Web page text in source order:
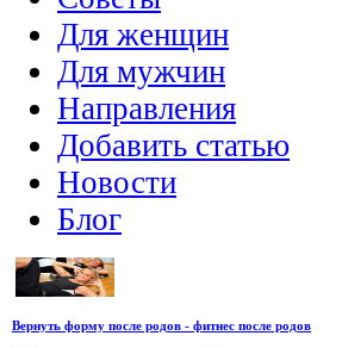
Для женщин
Для мужчин
Направления
Добавить статью
Новости
Блог
Вернуть форму после родов - фитнес после родов